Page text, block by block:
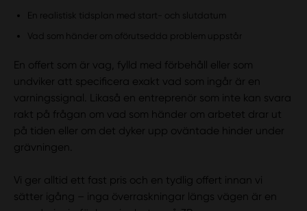
En realistisk tidsplan med start- och slutdatum
Vad som händer om oförutsedda problem uppstår
En offert som är vag, fylld med förbehåll eller som
undviker att specificera exakt vad som ingår är en
varningssignal. Likaså en entreprenör som inte kan svara
rakt på frågan om vad som händer om arbetet drar ut
på tiden eller om det dyker upp oväntade hinder under
grävningen.
Vi ger alltid ett fast pris och en tydlig offert innan vi
sätter igång – inga överraskningar längs vägen är en